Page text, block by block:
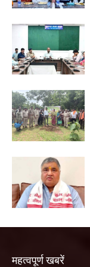
महत्वपूर्ण खबरें